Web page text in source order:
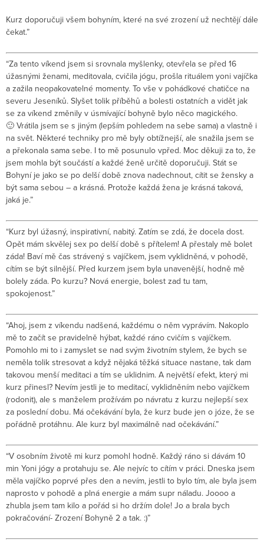
Kurz doporučuji všem bohyním, které na své zrození už nechtějí dále
čekat.”
“Za tento víkend jsem si srovnala myšlenky, otevřela se před 16
úžasnými ženami, meditovala, cvičila jógu, prošla rituálem yoni vajíčka
a zažila neopakovatelné momenty. To vše v pohádkové chatičce na
severu Jeseníků. Slyšet tolik příběhů a bolesti ostatních a vidět jak
se za víkend změnily v úsmívající bohyně bylo něco magického.
🙂 Vrátila jsem se s jiným (lepším pohledem na sebe sama) a vlastně i
na svět. Některé techniky pro mě byly obtížnejší, ale snažila jsem se
a překonala sama sebe. I to mě posunulo vpřed. Moc děkuji za to, že
jsem mohla být součástí a každé ženě určitě doporučuji. Stát se
Bohyní je jako se po delší době znova nadechnout, cítit se žensky a
být sama sebou – a krásná. Protože každá žena je krásná taková,
jaká je.”
“Kurz byl úžasný, inspirativní, nabitý. Zatím se zdá, že docela dost.
Opět mám skvělej sex po delší době s přítelem! A přestaly mě bolet
záda! Baví mě čas strávený s vajíčkem, jsem vyklidněná, v pohodě,
cítím se být silnější. Před kurzem jsem byla unavenější, hodně mě
bolely záda. Po kurzu? Nová energie, bolest zad tu tam,
spokojenost.”
“Ahoj, jsem z víkendu nadšená, každému o něm vyprávím. Nakoplo
mě to začít se pravidelně hýbat, každé ráno cvičím s vajíčkem.
Pomohlo mi to i zamyslet se nad svým životním stylem, že bych se
neměla tolik stresovat a když nějaká těžká situace nastane, tak dam
takovou menší meditaci a tím se uklidnim. A největší efekt, který mi
kurz přinesl? Nevím jestli je to meditací, vyklidněním nebo vajíčkem
(rodonit), ale s manželem prožívám po návratu z kurzu nejlepší sex
za poslední dobu. Má očekávání byla, že kurz bude jen o józe, že se
pořádně protáhnu. Ale kurz byl maximálně nad očekávání.”
“V osobním životě mi kurz pomohl hodně. Každý ráno si dávám 10
min Yoni jógy a protahuju se. Ale nejvíc to cítím v práci. Dneska jsem
měla vajíčko poprvé přes den a nevím, jestli to bylo tím, ale byla jsem
naprosto v pohodě a plná energie a mám supr náladu. Joooo a
zhubla jsem tam kilo a pořád si ho držím dole! Jo a brala bych
pokračování- Zrození Bohyně 2 a tak. :)”